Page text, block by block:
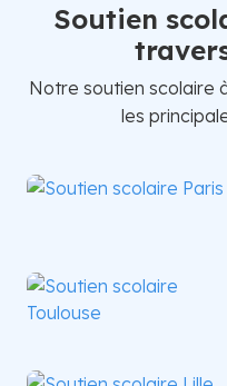
Soutien
Notre soutien scolaire
les